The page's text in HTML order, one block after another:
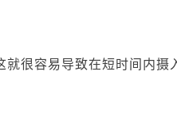
很容易导致在短时间内摄